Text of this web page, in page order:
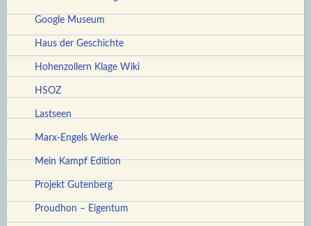
Google Museum
Haus der Geschichte
Hohenzollern Klage Wiki
HSOZ
Lastseen
Marx-Engels Werke
Mein Kampf Edition
Projekt Gutenberg
Proudhon – Eigentum